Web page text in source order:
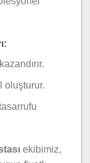
oluşturur.
ekibimiz,